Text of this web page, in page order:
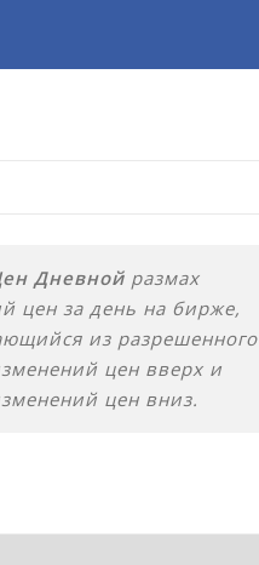
Дневной размах
цен за день на бирже,
из разрешенного
цен вверх и
цен вниз.